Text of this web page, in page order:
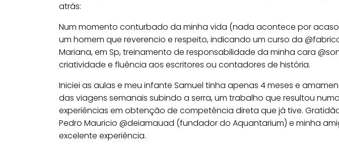
atrás:
Num momento conturbado da minha vida (nada acontece por
um homem que reverencio e respeito, indicando um curso da
Mariana, em Sp, treinamento de responsabilidade da minha cara
criatividade e fluência aos escritores ou contadores de história.
Iniciei as aulas e meu infante Samuel tinha apenas 4 meses e
das viagens semanais subindo a serra, um trabalho que resultou
experiências em obtenção de competência direta que já tive.
Pedro Mauricio @deiamauad (fundador do Aquantarium) e minha
excelente experiência.